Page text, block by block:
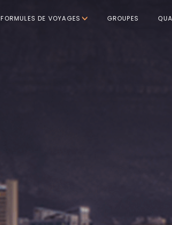
FORMULES DE VOYAGES GROUPES